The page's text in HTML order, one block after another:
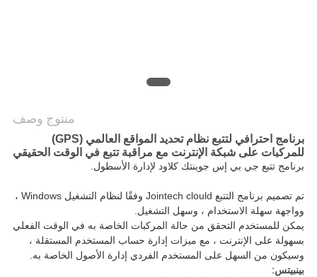
منتوج وصف
برنامج احترافي لتتبع نظام تحديد المواقع العالمي (GPS)
للمركبات على شبكة الإنترنت مع مراقبة تتبع في الوقت الحقيقي
برنامج تتبع جي بي إس جوينتك كلاود لإدارة الأسطول.
وواجهة سهلة الاستخدام ، وسهل التشغيل.
وسيكون من السهل على المستخدم الفردي إدارة الأصول الخاصة به.
بينبيتس: